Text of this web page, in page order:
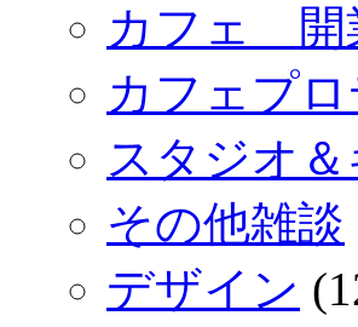
カフェ 開
カフェプ
スタジオ
その他雑談
デザイン